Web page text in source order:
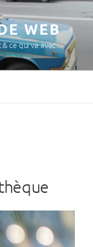
WEB
ce qui va avec